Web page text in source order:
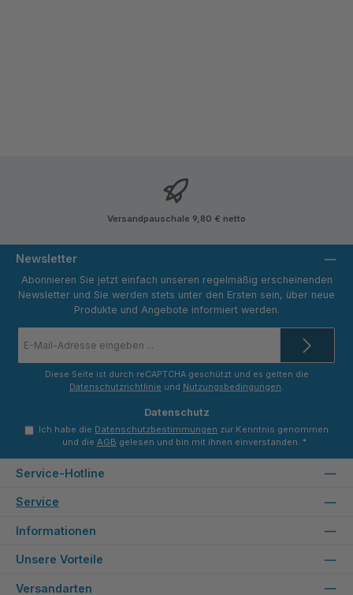
Versandpauschale 9,80 € netto
Newsletter
Abonnieren Sie jetzt einfach unseren regelmäßig erscheinenden
Newsletter und Sie werden stets unter den Ersten sein, über neue
Produkte und Angebote informiert werden.
Mail-
*
Diese Seite ist durch reCAPTCHA geschützt und es gelten die
Datenschutzrichtlinie und Nutzungsbedingungen.
Datenschutz
Ich habe die Datenschutzbestimmungen zur Kenntnis genommen
und die AGB gelesen und bin mit ihnen einverstanden. *
Service-Hotline
Service
Informationen
Unsere Vorteile
Versandarten